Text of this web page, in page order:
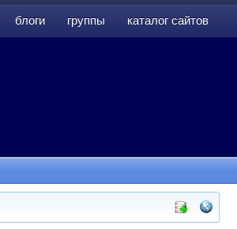
блоги группы каталог сайтов